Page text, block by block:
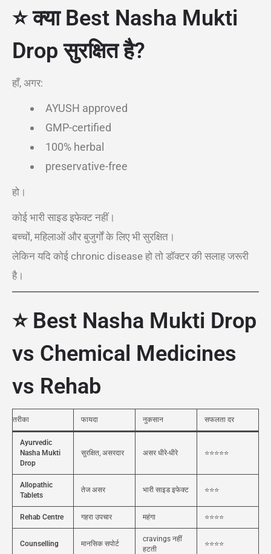
⭐ क्या Best Nasha Mukti
Drop सुरक्षित है?
हाँ, अगर:
AYUSH approved
GMP-certified
100% herbal
preservative-free
हो।
कोई भारी साइड इफेक्ट नहीं।
बच्चों, महिलाओं और बुजुर्गों के लिए भी सुरक्षित।
लेकिन यदि कोई chronic disease हो तो डॉक्टर की सलाह जरूरी
है।
⭐ Best Nasha Mukti Drop
vs Chemical Medicines
vs Rehab
तरीका फायदा नुकसान सफलता दर
Ayurvedic
Nasha Mukti
Drop
सुरक्षित, असरदार असर धीरे-धीरे ⭐⭐⭐⭐⭐
Allopathic
Tablets
तेज असर भारी साइड इफेक्ट ⭐⭐⭐
Rehab Centre गहरा उपचार महंगा ⭐⭐⭐⭐
Counselling मानसिक सपोर्ट
cravings नहीं
हटती
⭐⭐⭐⭐